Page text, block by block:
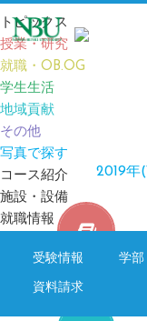
トピックス
授業・研究
就職・OB.OG
学生生活
地域貢献
その他
写真で探す
コース紹介
施設・設備
就職情報
受験情報 学部
資料請求
2019年